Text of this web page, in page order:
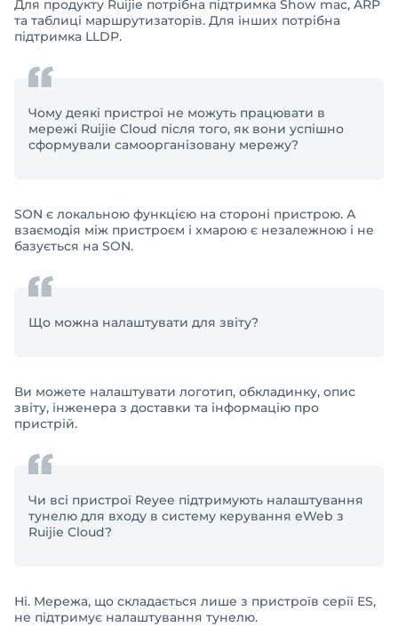
Для продукту Ruijie потрібна підтримка Show mac, ARP
та таблиці маршрутизаторів. Для інших потрібна
підтримка LLDP.
Чому деякі пристрої не можуть працювати в
мережі Ruijie Cloud після того, як вони успішно
сформували самоорганізовану мережу?
SON є локальною функцією на стороні пристрою. А
взаємодія між пристроєм і хмарою є незалежною і не
базується на SON.
Що можна налаштувати для звіту?
Ви можете налаштувати логотип, обкладинку, опис
звіту, інженера з доставки та інформацію про
пристрій.
Чи всі пристрої Reyee підтримують налаштування
тунелю для входу в систему керування eWeb з
Ruijie Cloud?
Ні. Мережа, що складається лише з пристроїв серії ES,
не підтримує налаштування тунелю.